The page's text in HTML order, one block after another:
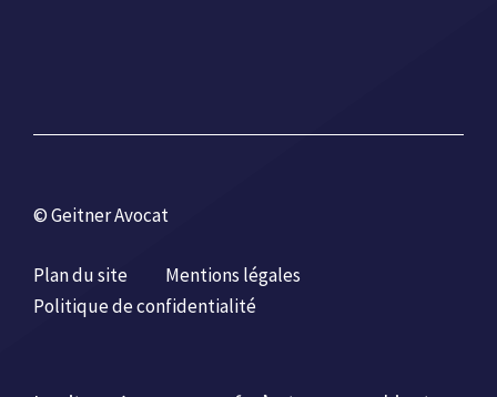
© Geitner Avocat
Plan du site
Mentions légales
Politique de confidentialité